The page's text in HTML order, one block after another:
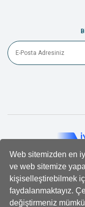
Web sitemizden en
ve web sitemize
kişiselleştirebilmek
faydalanmaktayız.
değiştirmeniz